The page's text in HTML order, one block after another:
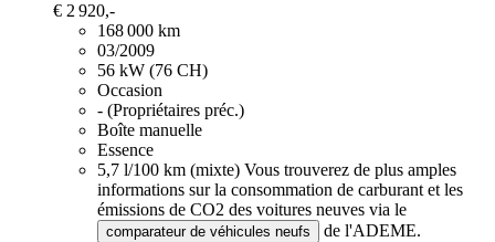
€ 2 920,-
168 000 km
03/2009
56 kW (76 CH)
Occasion
- (Propriétaires préc.)
Boîte manuelle
Essence
5,7 l/100 km (mixte) Vous trouverez de plus amples
informations sur la consommation de carburant et les
émissions de CO2 des voitures neuves via le
comparateur de véhicules neufs
de l'ADEME.